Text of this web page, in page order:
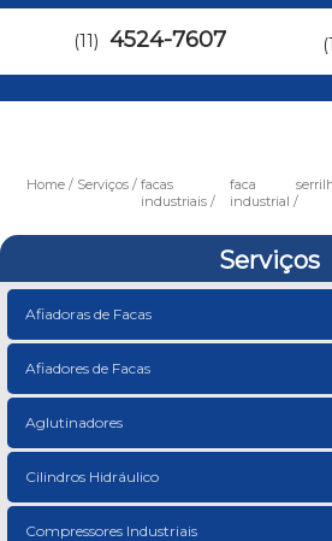
(11) 4524-7607
Home Serviços
facas
industriais
faca
industrial
Serviços
Afiadoras de Facas
Afiadores de Facas
Aglutinadores
Cilindros Hidráulico
Compressores Industriais